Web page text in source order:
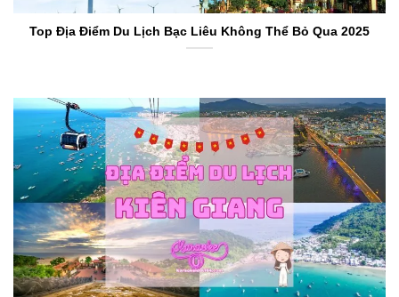
Top Địa Điểm Du Lịch Bạc Liêu Không Thể Bỏ Qua 2025